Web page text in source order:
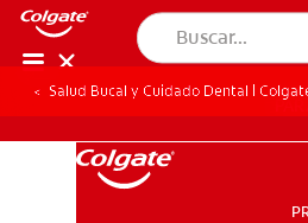
Salud Bucal y Cuidado Dental |